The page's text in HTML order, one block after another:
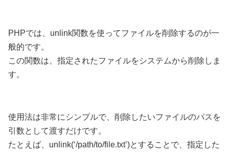
PHPでは、unlink関数を使ってファイルを削除するのが一
般的です。
この関数は、指定されたファイルをシステムから削除しま
す。
使用法は非常にシンプルで、削除したいファイルのパスを
引数として渡すだけです。
たとえば、unlink(‘/path/to/file.txt’)とすることで、指定した